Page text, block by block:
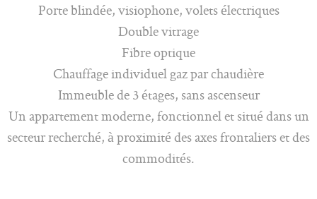
Porte blindée, visiophone, volets électriques
Double vitrage
Fibre optique
Chauffage individuel gaz par chaudière
Immeuble de 3 étages, sans ascenseur
Un appartement moderne, fonctionnel et situé dans un
secteur recherché, à proximité des axes frontaliers et des
commodités.